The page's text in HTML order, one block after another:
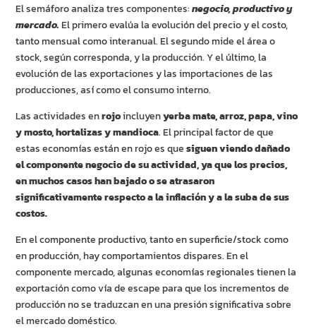
El semáforo analiza tres componentes:negocio, productivo y
mercado.El primero evalúa la evolución del precio y el costo,
tanto mensual como interanual. El segundo mide el área o
stock, según corresponda, y la producción. Y el último, la
evolución de las exportaciones y las importaciones de las
producciones, así como el consumo interno.
Las actividades enrojoincluyenyerba mate, arroz, papa, vino
y mosto, hortalizas y mandioca. El principal factor de que
estas economías están en rojo es quesiguen viendo dañado
el componente negocio de su actividad, ya que los precios,
en muchos casos han bajado o se atrasaron
significativamente respecto a la inflación y a la suba de sus
costos.
En el componente productivo, tanto en superficie/stock como
en producción, hay comportamientos dispares. En el
componente mercado, algunas economías regionales tienen la
exportación como vía de escape para que los incrementos de
producción no se traduzcan en una presión significativa sobre
el mercado doméstico.